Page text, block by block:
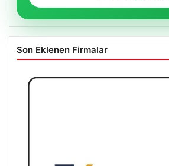
Son Eklenen Firmalar